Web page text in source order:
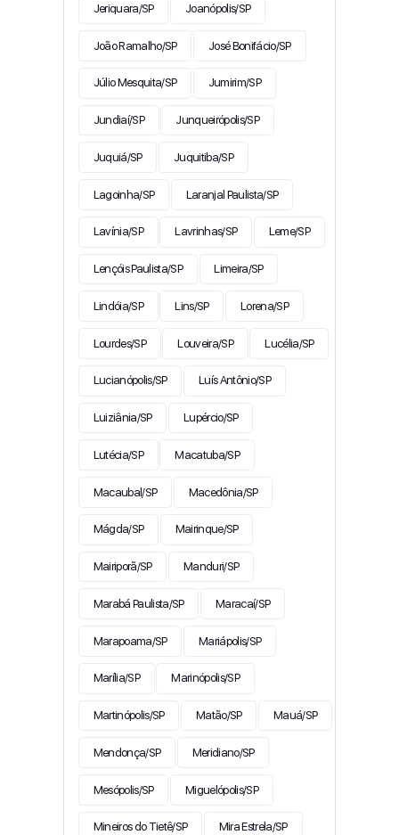
Jeriquara/SP Joanópolis/SP
João Ramalho/SP José Bonifácio/SP
Júlio Mesquita/SP Jumirim/SP
Jundiaí/SP Junqueirópolis/SP
Juquiá/SP Juquitiba/SP
Lagoinha/SP Laranjal Paulista/SP
Lavínia/SP Lavrinhas/SP Leme/SP
Lençóis Paulista/SP Limeira/SP
Lindóia/SP Lins/SP Lorena/SP
Lourdes/SP Louveira/SP Lucélia/SP
Lucianópolis/SP Luís Antônio/SP
Luiziânia/SP Lupércio/SP
Lutécia/SP Macatuba/SP
Macaubal/SP Macedônia/SP
Mágda/SP Mairinque/SP
Mairiporã/SP Manduri/SP
Marabá Paulista/SP Maracaí/SP
Marapoama/SP Mariápolis/SP
Marília/SP Marinópolis/SP
Martinópolis/SP Matão/SP Mauá/SP
Mendonça/SP Meridiano/SP
Mesópolis/SP Miguelópolis/SP
Mineiros do Tietê/SP Mira Estrela/SP